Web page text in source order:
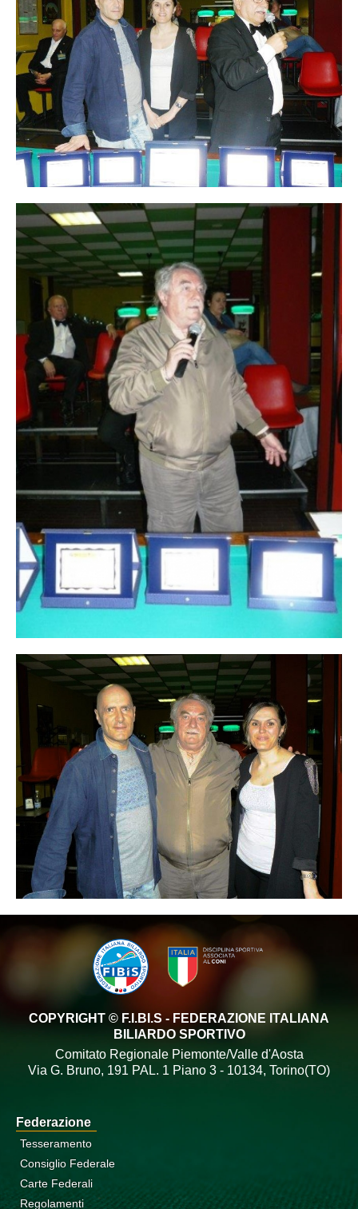
COPYRIGHT © F.I.BI.S - FEDERAZIONE ITALIANA
BILIARDO SPORTIVO
Comitato Regionale Piemonte/Valle d'Aosta
Via G. Bruno, 191 PAL. 1 Piano 3 - 10134, Torino(TO)
Federazione
Tesseramento
Consiglio Federale
Carte Federali
Regolamenti